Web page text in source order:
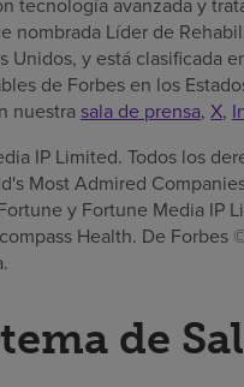
tecnología avanzada y
nombrada Líder de
Unidos, y está clasificada
de Forbes en los
nuestra sala de prensa, X,
IP Limited. Todos los
Most Admired
y Fortune Media IP
Health. De Forbes
de